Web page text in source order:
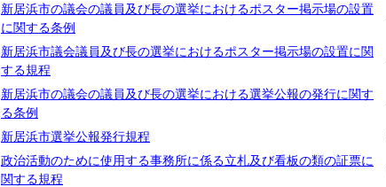
新居浜市の議会の議員及び長の選挙におけるポスター掲示場の設置
に関する条例
新居浜市議会議員及び長の選挙におけるポスター掲示場の設置に関
する規程
新居浜市の議会の議員及び長の選挙における選挙公報の発行に関す
る条例
新居浜市選挙公報発行規程
政治活動のために使用する事務所に係る立札及び看板の類の証票に
関する規程